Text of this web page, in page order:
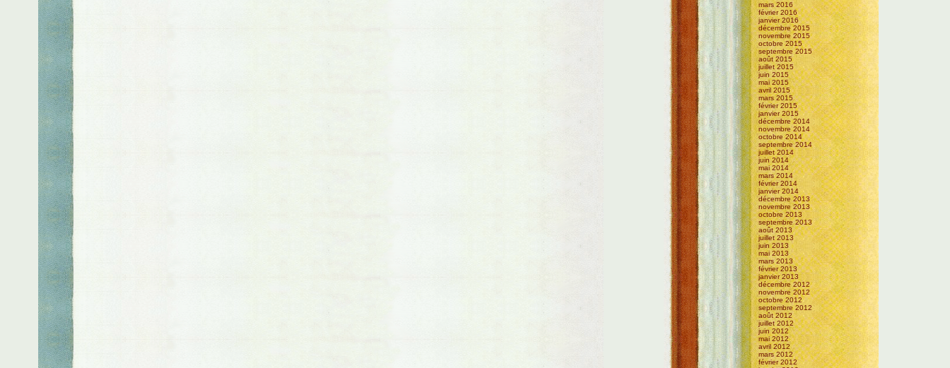
mars 2016
février 2016
janvier 2016
décembre 2015
novembre 2015
octobre 2015
septembre 2015
août 2015
juillet 2015
juin 2015
mai 2015
avril 2015
mars 2015
février 2015
janvier 2015
décembre 2014
novembre 2014
octobre 2014
septembre 2014
juillet 2014
juin 2014
mai 2014
mars 2014
février 2014
janvier 2014
décembre 2013
novembre 2013
octobre 2013
septembre 2013
août 2013
juillet 2013
juin 2013
mai 2013
mars 2013
février 2013
janvier 2013
décembre 2012
novembre 2012
octobre 2012
septembre 2012
août 2012
juillet 2012
juin 2012
mai 2012
avril 2012
mars 2012
février 2012